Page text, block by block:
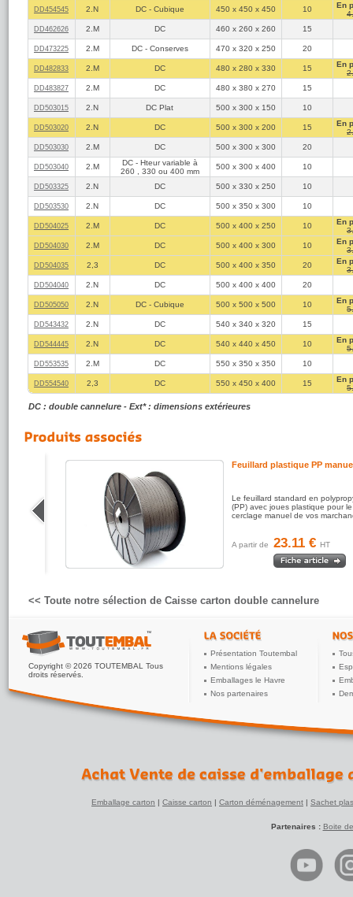
DD454545 2.N DC - Cubique 450 x 450 x 450 10
En
DD462626 2.M DC 460 x 260 x 260 15
DD473225 2.M DC - Conserves 470 x 320 x 250 20
DD482833 2.M DC 480 x 280 x 330 15
En
DD483827 2.M DC 480 x 380 x 270 15
DD503015 2.N DC Plat 500 x 300 x 150 10
DD503020 2.N DC 500 x 300 x 200 15
En
DD503030 2.M DC 500 x 300 x 300 20
DD503040 2.M
DC - Hteur variable à
260 , 330 ou 400 mm
500 x 300 x 400 10
DD503325 2.N DC 500 x 330 x 250 10
DD503530 2.N DC 500 x 350 x 300 10
DD504025 2.M DC 500 x 400 x 250 10
En
DD504030 2.M DC 500 x 400 x 300 10
En
DD504035 2,3 DC 500 x 400 x 350 20
En
DD504040 2.N DC 500 x 400 x 400 20
DD505050 2.N DC - Cubique 500 x 500 x 500 10
En
DD543432 2.N DC 540 x 340 x 320 15
DD544445 2.N DC 540 x 440 x 450 10
En
DD553535 2.M DC 550 x 350 x 350 10
DD554540 2,3 DC 550 x 450 x 400 15
En
DC : double cannelure - Ext* : dimensions extérieures
Feuillard plastique PP
Le feuillard standard en
(PP) avec joues plastique pour le
cerclage manuel de vos
A partir de 23.11 € HT
<< Toute notre sélection de Caisse carton double cannelure
Copyright © 2026 TOUTEMBAL Tous
droits réservés.
Présentation Toutembal
Mentions légales
Emballages le Havre
Nos partenaires
Emballage carton | Caisse carton | Carton déménagement | Sachet
Partenaires : Boite